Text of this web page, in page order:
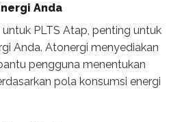
Anda
PLTS Atap, penting untuk
Anda. Atonergi menyediakan
pengguna menentukan
pola konsumsi energi